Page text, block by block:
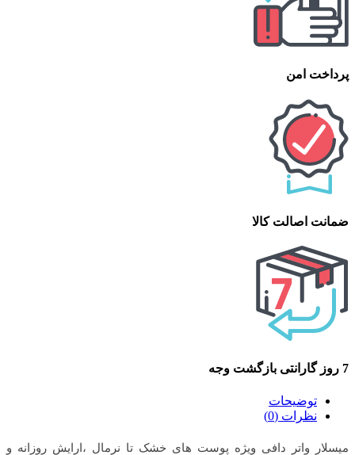
پرداخت امن
ضمانت اصالت کالا
7 روز گارانتی بازگشت وجه
توضیحات
نظرات (0)
میسلار واتر دافی ویژه پوست های خشک تا نرمال ،ارایش روزانه و